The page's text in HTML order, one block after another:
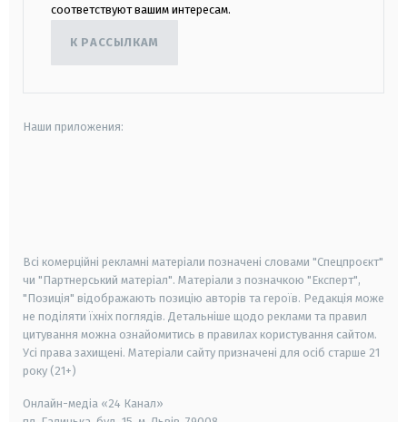
соответствуют вашим интересам.
К РАССЫЛКАМ
Наши приложения:
Всі комерційні рекламні матеріали позначені словами "Спецпроєкт"
чи "Партнерський матеріал". Матеріали з позначкою "Експерт",
"Позиція" відображають позицію авторів та героїв. Редакція може
не поділяти їхніх поглядів. Детальніше щодо реклами та правил
цитування можна ознайомитись в правилах користування сайтом.
Усі права захищені. Матеріали сайту призначені для осіб старше 21
року (21+)
Онлайн-медіа «24 Канал»